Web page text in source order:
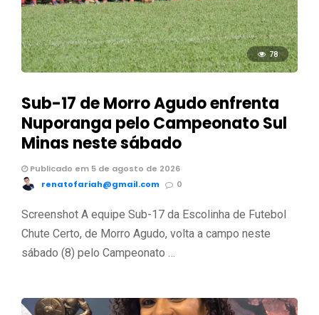
78
Sub-17 de Morro Agudo enfrenta
Nuporanga pelo Campeonato Sul
Minas neste sábado
Publicado em 5 de agosto de 2026
renatofariah@gmail.com
0
Screenshot A equipe Sub-17 da Escolinha de Futebol
Chute Certo, de Morro Agudo, volta a campo neste
sábado (8) pelo Campeonato …